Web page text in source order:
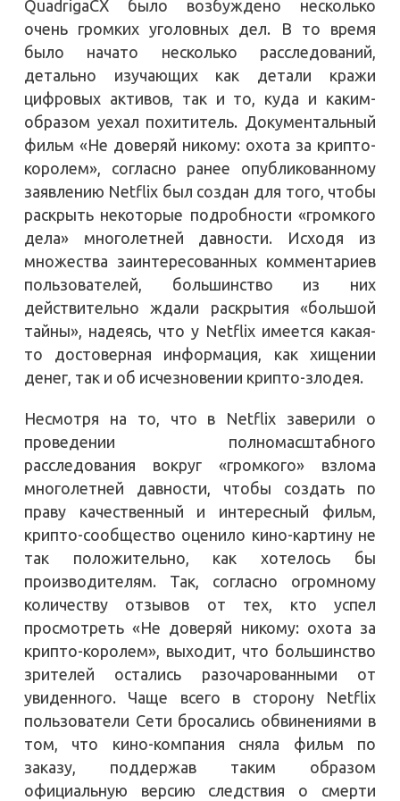
QuadrigaCX было возбуждено несколько
очень громких уголовных дел. В то время
было начато несколько расследований,
детально изучающих как детали кражи
цифровых активов, так и то, куда и каким-
образом уехал похититель. Документальный
фильм «Не доверяй никому: охота за крипто-
королем», согласно ранее опубликованному
заявлению Netflix был создан для того, чтобы
раскрыть некоторые подробности «громкого
дела» многолетней давности. Исходя из
множества заинтересованных комментариев
пользователей, большинство из них
действительно ждали раскрытия «большой
тайны», надеясь, что у Netflix имеется какая-
то достоверная информация, как хищении
денег, так и об исчезновении крипто-злодея.
Несмотря на то, что в Netflix заверили о
проведении полномасштабного
расследования вокруг «громкого» взлома
многолетней давности, чтобы создать по
праву качественный и интересный фильм,
крипто-сообщество оценило кино-картину не
так положительно, как хотелось бы
производителям. Так, согласно огромному
количеству отзывов от тех, кто успел
просмотреть «Не доверяй никому: охота за
крипто-королем», выходит, что большинство
зрителей остались разочарованными от
увиденного. Чаще всего в сторону Netflix
пользователи Сети бросались обвинениями в
том, что кино-компания сняла фильм по
заказу, поддержав таким образом
официальную версию следствия о смерти